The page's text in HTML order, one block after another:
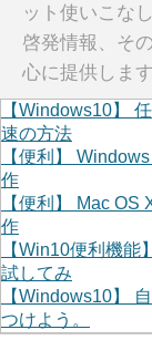
ット使いこな
啓発情報、そ
心に提供します
【Windows10】
速の方法
【便利】
作
【便利】 Mac
作
【Win10便利機
試してみ
【Windows10】
つけよう。